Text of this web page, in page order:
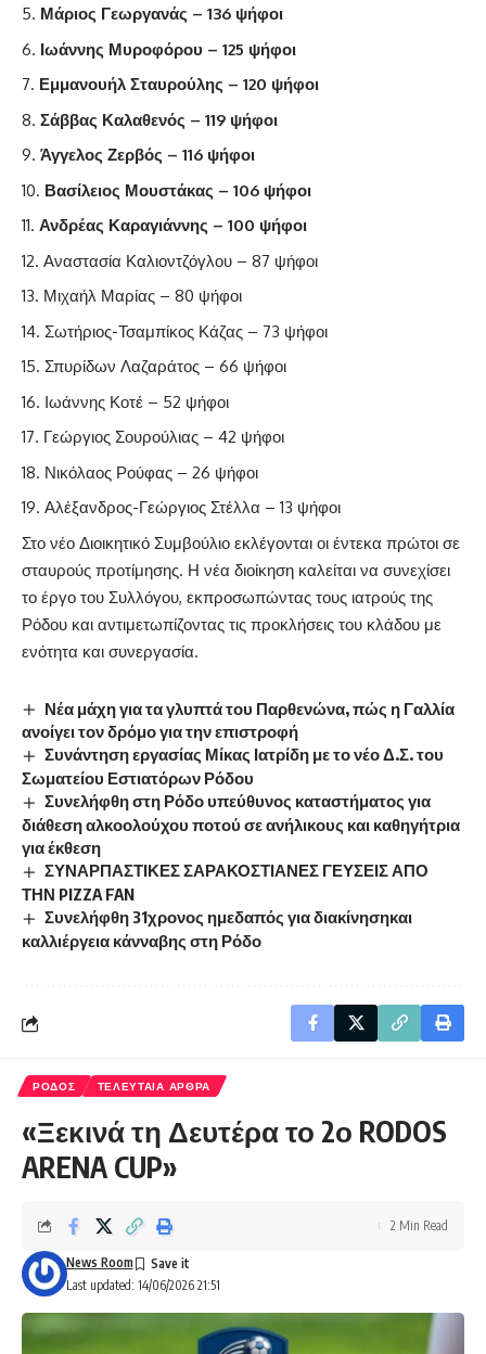
Μάριος Γεωργανάς – 136 ψήφοι
Ιωάννης Μυροφόρου – 125 ψήφοι
Εμμανουήλ Σταυρούλης – 120 ψήφοι
Σάββας Καλαθενός – 119 ψήφοι
Άγγελος Ζερβός – 116 ψήφοι
Βασίλειος Μουστάκας – 106 ψήφοι
Ανδρέας Καραγιάννης – 100 ψήφοι
Αναστασία Καλιοντζόγλου – 87 ψήφοι
Μιχαήλ Μαρίας – 80 ψήφοι
Σωτήριος-Τσαμπίκος Κάζας – 73 ψήφοι
Σπυρίδων Λαζαράτος – 66 ψήφοι
Ιωάννης Κοτέ – 52 ψήφοι
Γεώργιος Σουρούλιας – 42 ψήφοι
Νικόλαος Ρούφας – 26 ψήφοι
Αλέξανδρος-Γεώργιος Στέλλα – 13 ψήφοι
Στο νέο Διοικητικό Συμβούλιο εκλέγονται οι έντεκα πρώτοι σε
σταυρούς προτίμησης. Η νέα διοίκηση καλείται να συνεχίσει
το έργο του Συλλόγου, εκπροσωπώντας τους ιατρούς της
Ρόδου και αντιμετωπίζοντας τις προκλήσεις του κλάδου με
ενότητα και συνεργασία.
Νέα μάχη για τα γλυπτά του Παρθενώνα, πώς η Γαλλία
ανοίγει τον δρόμο για την επιστροφή
Συνάντηση εργασίας Μίκας Ιατρίδη με το νέο Δ.Σ. του
Σωματείου Εστιατόρων Ρόδου
Συνελήφθη στη Ρόδο υπεύθυνος καταστήματος για
διάθεση αλκοολούχου ποτού σε ανήλικους και καθηγήτρια
για έκθεση
ΣΥΝΑΡΠΑΣΤΙΚΕΣ ΣΑΡΑΚΟΣΤΙΑΝΕΣ ΓΕΥΣΕΙΣ ΑΠΟ
ΤΗΝ PIZZA FAN
Συνελήφθη 31χρονος ημεδαπός για διακίνησηκαι
καλλιέργεια κάνναβης στη Ρόδο
ΡΟΔΟΣ ΤΕΛΕΥΤΑΙΑ ΑΡΘΡΑ
«Ξεκινά τη Δευτέρα το 2ο RODOS
ARENA CUP»
Last updated: 14/06/2026 21:51
News Room
2 Min Read